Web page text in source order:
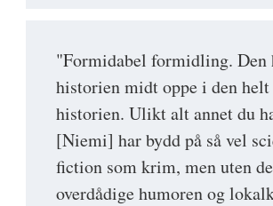
"Formidabel formidling.
historien midt oppe i den helt
historien. Ulikt alt annet du
[Niemi] har bydd på så vel
fiction som krim, men uten
overdådige humoren og